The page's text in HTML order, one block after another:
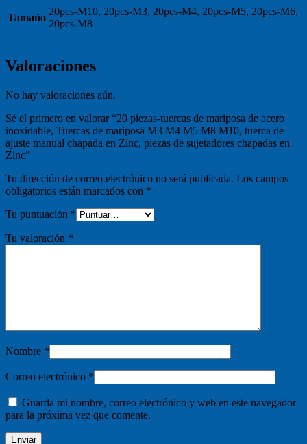
Tamaño
20pcs-M10, 20pcs-M3, 20pcs-M4, 20pcs-M5, 20pcs-M6,
20pcs-M8
Valoraciones
No hay valoraciones aún.
Sé el primero en valorar “20 piezas-tuercas de mariposa de acero
inoxidable, Tuercas de mariposa M3 M4 M5 M8 M10, tuerca de
ajuste manual chapada en Zinc, piezas de sujetadores chapadas en
Zinc”
Tu dirección de correo electrónico no será publicada. Los campos
obligatorios están marcados con *
Tu puntuación *
Tu valoración *
Nombre *
Correo electrónico *
Guarda mi nombre, correo electrónico y web en este navegador
para la próxima vez que comente.